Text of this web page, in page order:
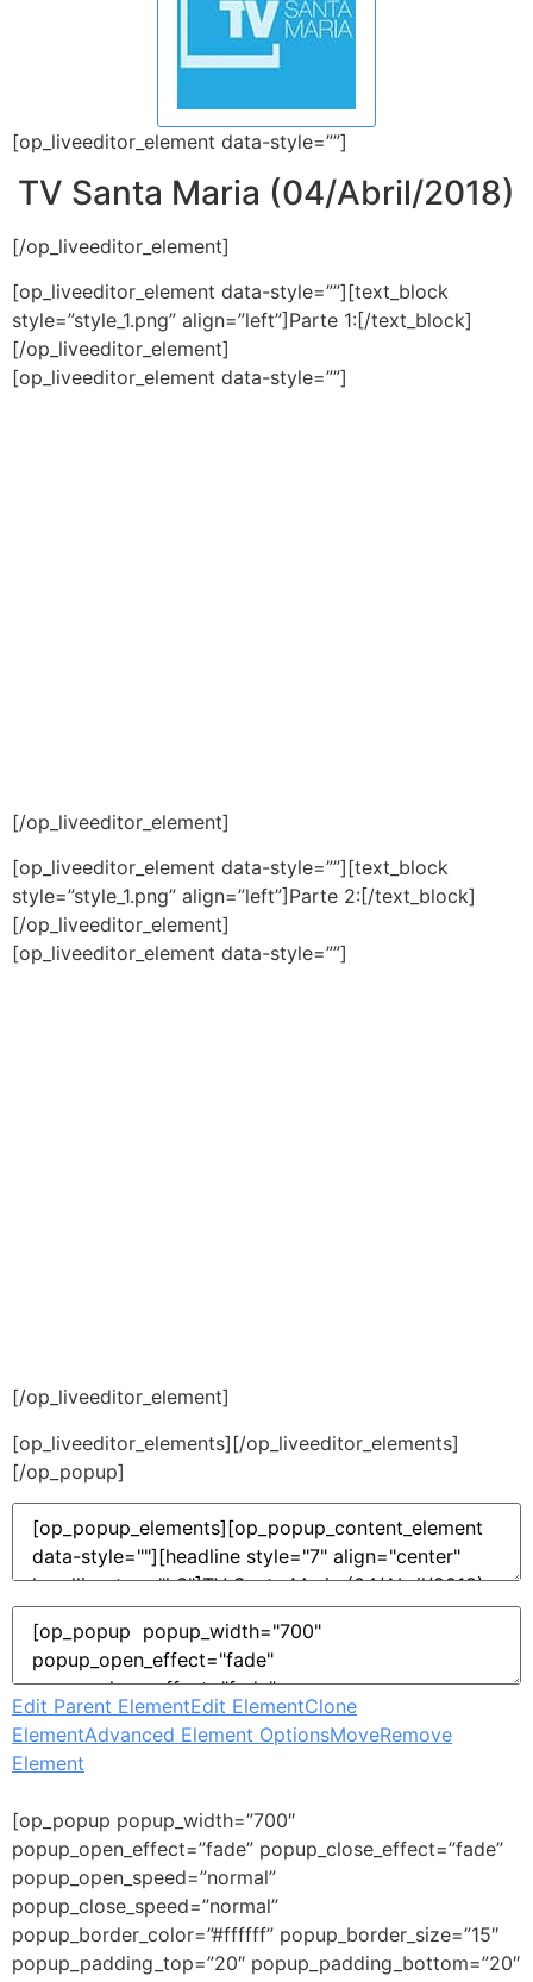
[op_liveeditor_element data-style=””]
TV Santa Maria (04/Abril/2018)
[/op_liveeditor_element]
[op_liveeditor_element data-style=””][text_block
style=”style_1.png” align=”left”]Parte 1:[/text_block]
[/op_liveeditor_element]
[op_liveeditor_element data-style=””]
[/op_liveeditor_element]
[op_liveeditor_element data-style=””][text_block
style=”style_1.png” align=”left”]Parte 2:[/text_block]
[/op_liveeditor_element]
[op_liveeditor_element data-style=””]
[/op_liveeditor_element]
[op_liveeditor_elements][/op_liveeditor_elements]
[/op_popup]
Edit Parent ElementEdit ElementClone
ElementAdvanced Element OptionsMoveRemove
Element
[op_popup popup_width=”700″
popup_open_effect=”fade” popup_close_effect=”fade”
popup_open_speed=”normal”
popup_close_speed=”normal”
popup_border_color=”#ffffff” popup_border_size=”15″
popup_padding_top=”20″ popup_padding_bottom=”20″